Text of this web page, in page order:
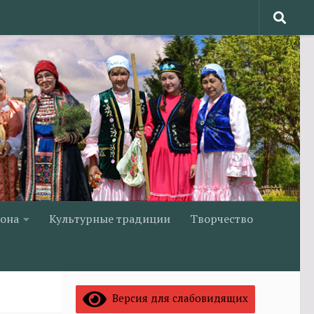
Культурные традиции Творчество
Версия для слабовидящих